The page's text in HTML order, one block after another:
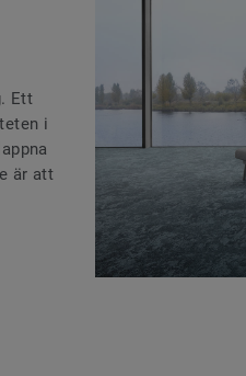
Ett
i
är att